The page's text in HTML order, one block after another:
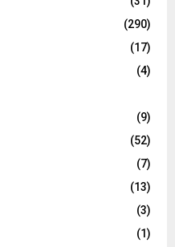
(290)
(17)
(4)
(9)
(52)
(7)
(13)
(3)
(1)